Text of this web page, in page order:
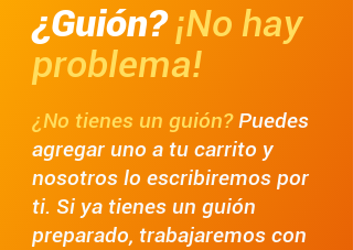
¿Guión? ¡No hay
problema!
¿No tienes un guión? Puedes
agregar uno a tu carrito y
nosotros lo escribiremos por
ti. Si ya tienes un guión
preparado, trabajaremos con